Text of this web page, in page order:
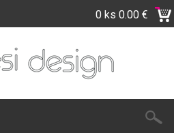
0 ks 0.00 €